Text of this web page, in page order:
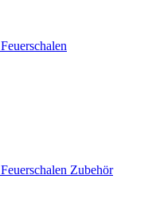
Feuerschalen
Feuerschalen Zubehör